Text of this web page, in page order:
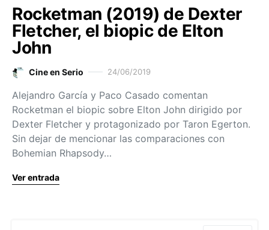
Rocketman (2019) de Dexter
Fletcher, el biopic de Elton
John
Cine en Serio 24/06/2019
Alejandro García y Paco Casado comentan
Rocketman el biopic sobre Elton John dirigido por
Dexter Fletcher y protagonizado por Taron Egerton.
Sin dejar de mencionar las comparaciones con
Bohemian Rhapsody…
Ver entrada